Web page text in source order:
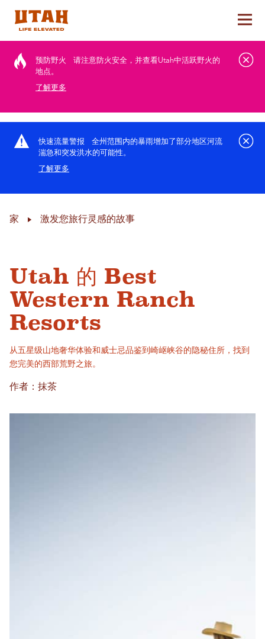
切换
预防野火
请注意防火安全，并查看Utah中活跃野火的
地点。
了解更多
快速流量警报
全州范围内的暴雨增加了部分地区河流
湍急和突发洪水的可能性。
了解更多
家 激发您旅行灵感的故事
Utah 的 Best
Western Ranch
Resorts
从五星级山地奢华体验和威士忌品鉴到崎岖峡谷的隐秘住所，找到
您完美的西部荒野之旅。
作者：抹茶